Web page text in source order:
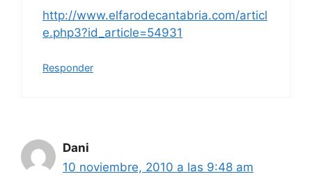
http://www.elfarodecantabria.com/articl
e.php3?id_article=54931
Responder
Dani
10 noviembre, 2010 a las 9:48 am